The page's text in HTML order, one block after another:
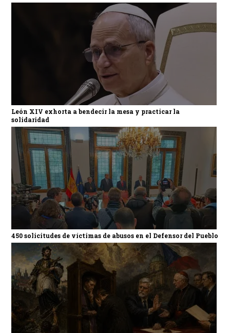
León XIV exhorta a bendecir la mesa y practicar la
solidaridad
450 solicitudes de víctimas de abusos en el Defensor del Pueblo